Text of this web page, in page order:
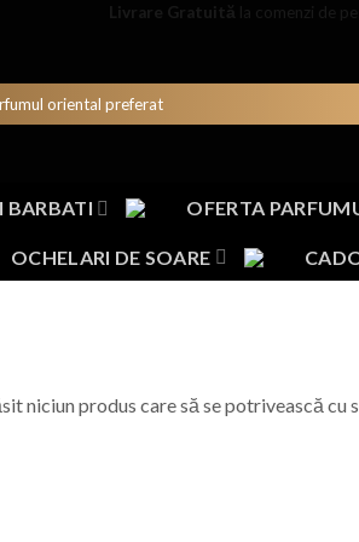
BARBATI OFERTA
OCHELARI DE SOARE
niciun produs care să se potrivească cu